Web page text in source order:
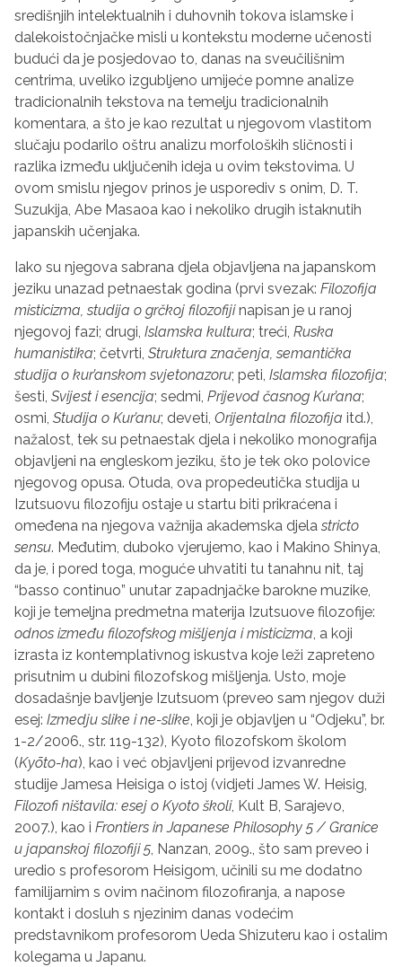
središnjih intelektualnih i duhovnih tokova islamske i
dalekoistočnjačke misli u kontekstu moderne učenosti
budući da je posjedovao to, danas na sveučilišnim
centrima, uveliko izgubljeno umijeće pomne analize
tradicionalnih tekstova na temelju tradicionalnih
komentara, a što je kao rezultat u njegovom vlastitom
slučaju podarilo oštru analizu morfoloških sličnosti i
razlika između uključenih ideja u ovim tekstovima. U
ovom smislu njegov prinos je usporediv s onim, D. T.
Suzukija, Abe Masaoa kao i nekoliko drugih istaknutih
japanskih učenjaka.
Iako su njegova sabrana djela objavljena na japanskom
jeziku unazad petnaestak godina (prvi svezak: Filozofija
misticizma, studija o grčkoj filozofijinapisan je u ranoj
njegovoj fazi; drugi, Islamska kultura; treći, Ruska
humanistika; četvrti, Struktura značenja, semantička
studija o kur’anskom svjetonazoru; peti, Islamska filozofija;
šesti, Svijest i esencija; sedmi, Prijevod časnog Kur’ana;
osmi, Studija o Kur’anu; deveti, Orijentalna filozofija itd.),
nažalost, tek su petnaestak djela i nekoliko monografija
objavljeni na engleskom jeziku, što je tek oko polovice
njegovog opusa. Otuda, ova propedeutička studija u
Izutsuovu filozofiju ostaje u startu biti prikraćena i
omeđena na njegova važnija akademska djela stricto
sensu. Međutim, duboko vjerujemo, kao i Makino Shinya,
da je, i pored toga, moguće uhvatiti tu tanahnu nit, taj
“basso continuo” unutar zapadnjačke barokne muzike,
koji je temeljna predmetna materija Izutsuove filozofije:
odnos između filozofskog mišljenja i misticizma, a koji
izrasta iz kontemplativnog iskustva koje leži zapreteno
prisutnim u dubini filozofskog mišljenja. Usto, moje
dosadašnje bavljenje Izutsuom (preveo sam njegov duži
esej: Izmedju slike i ne-slike, koji je objavljen u “Odjeku”, br.
1-2/2006., str. 119-132), Kyoto filozofskom školom
(Kyōto-ha), kao i već objavljeni prijevod izvanredne
studije Jamesa Heisiga o istoj (vidjeti James W. Heisig,
Filozofi ništavila: esej o Kyoto školi, Kult B, Sarajevo,
2007.), kao i Frontiers in Japanese Philosophy 5 / Granice
u japanskoj filozofiji 5, Nanzan, 2009., što sam preveo i
uredio s profesorom Heisigom, učinili su me dodatno
familijarnim s ovim načinom filozofiranja, a napose
kontakt i dosluh s njezinim danas vodećim
predstavnikom profesorom Ueda Shizuteru kao i ostalim
kolegama u Japanu.